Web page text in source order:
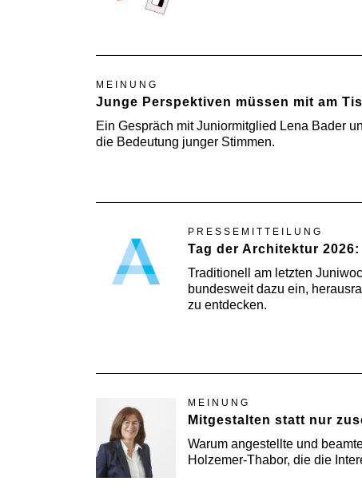
MEINUNG
Junge Perspektiven müssen mit am
Ein Gespräch mit Juniormitglied Lena Bader
die Bedeutung junger Stimmen.
PRESSEMITTEILUNG
Tag der Architektur
Traditionell am letzten
bundesweit dazu ein,
zu entdecken.
MEINUNG
Mitgestalten statt nur
Warum angestellte und
Holzemer-Thabor, die die